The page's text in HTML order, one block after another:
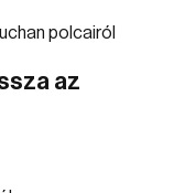
az